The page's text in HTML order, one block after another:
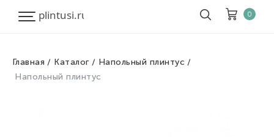
0
Главная Каталог
Напольный плинтус
Напольный плинтус